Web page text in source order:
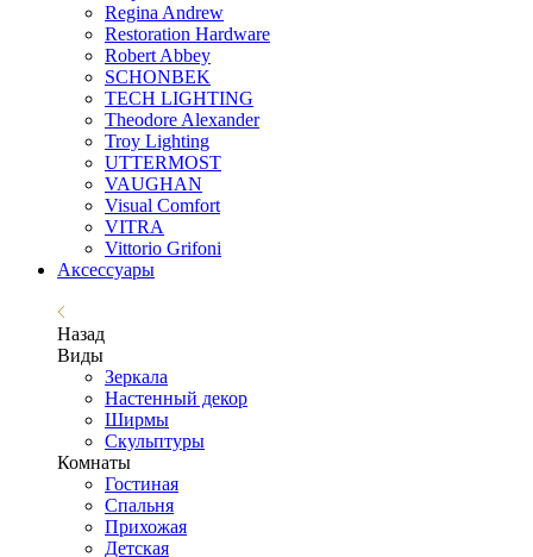
Regina Andrew
Restoration Hardware
Robert Abbey
SCHONBEK
TECH LIGHTING
Theodore Alexander
Troy Lighting
UTTERMOST
VAUGHAN
Visual Comfort
VITRA
Vittorio Grifoni
Аксессуары
Назад
Виды
Зеркала
Настенный декор
Ширмы
Скульптуры
Комнаты
Гостиная
Спальня
Прихожая
Детская